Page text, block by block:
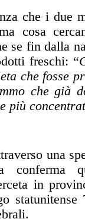
che i due
cosa
se fin dalla
freschi: “
che fosse
che già
più
una
conferma
in
statunitense